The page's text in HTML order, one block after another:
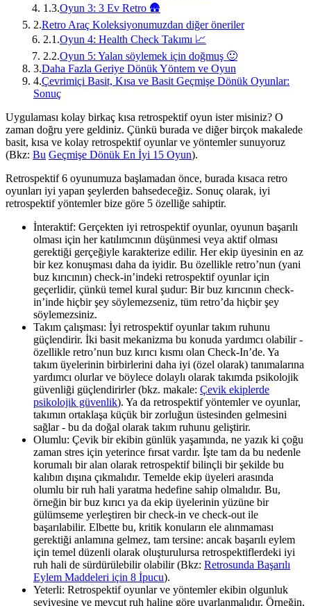
1.3.Oyun 3: 3 Ev Retro 🛖
2.Retro Araç Koleksiyonumuzdan diğer öneriler
2.1.Oyun 4: Health Check Takımı 📈
2.2.Oyun 5: Yalan söylemek için doğmuş 🙂
3.Daha Fazla Geriye Dönük Yöntem ve Oyun
4.Çevrimiçi Basit, Kısa ve Basit Geçmişe Dönük Oyunlar:
Sonuç
Uygulaması kolay birkaç kısa retrospektif oyun ister misiniz? O
zaman doğru yere geldiniz. Çünkü burada ve diğer birçok makalede
basit, kısa ve kolay retrospektif oyunlar ve yöntemler sunuyoruz
(Bkz: Bu Geçmişe Dönük En İyi 15 Oyun).
Retrospektif 6 oyunumuza başlamadan önce, burada kısaca retro
oyunları iyi yapan şeylerden bahsedeceğiz. Sonuç olarak, iyi
retrospektif yöntemler bize göre 5 özelliğe sahiptir.
İnteraktif: Gerçekten iyi retrospektif oyunlar, oyunun başarılı
olması için her katılımcının düşünmesi veya aktif olması
gerektiği gerçeğiyle karakterize edilir. Her ekip üyesinin en az
bir kez konuşması daha da iyidir. Bu özellikle retro’nun (yani
buz kırıcının) check-in’indeki retrospektif oyunlar için
geçerlidir, çünkü temel kural şudur: Bir buz kırıcının check-
in’inde hiçbir şey söylemezseniz, tüm retro’da hiçbir şey
söylemezsiniz.
Takım çalışması: İyi retrospektif oyunlar takım ruhunu
güçlendirir. İki basit mekanizma bu konuda yardımcı olabilir -
özellikle retro’nun buz kırıcı kısmı olan Check-In’de. Ya
takım üyelerinin birbirlerini daha iyi (özel olarak) tanımalarına
yardımcı olurlar ve böylece dolaylı olarak takımda psikolojik
güvenliği güçlendirirler (bkz. makale: Çevik ekiplerde
psikolojik güvenlik). Ya da retrospektif yöntemler ve oyunlar,
takımın ortaklaşa küçük bir zorluğun üstesinden gelmesini
sağlar - bu da doğal olarak takım ruhunu geliştirir.
Olumlu: Çevik bir ekibin günlük yaşamında, ne yazık ki çoğu
zaman stres için yeterince fırsat vardır. İşte tam da bu nedenle
korumalı bir alan olarak retrospektif bilinçli bir şekilde bu
kalıbın dışına çıkmalıdır. Temelde ekip üyeleri arasında
olumlu bir ruh hali yaratma hedefine sahip olmalıdır. Bu,
örneğin bir buz kırıcı ya da ekip üyelerinin yüzüne bir
gülümseme yerleştiren bir check-in ve check-out ile
başarılabilir. Elbette bu, kritik konuların ele alınmaması
gerektiği anlamına gelmez, tam tersine: ancak başarılı eylem
için temel düzenli olarak oluşturulursa retrospektiflerdeki iyi
ruh hali de sürdürülebilir olabilir (Bkz: Retrosunda Başarılı
Eylem Maddeleri için 8 İpucu).
Yeterli: Retrospektif oyunlar ve yöntemler ekibin olgunluk
seviyesine ve mevcut ruh haline göre uyarlanmalıdır. Örneğin,